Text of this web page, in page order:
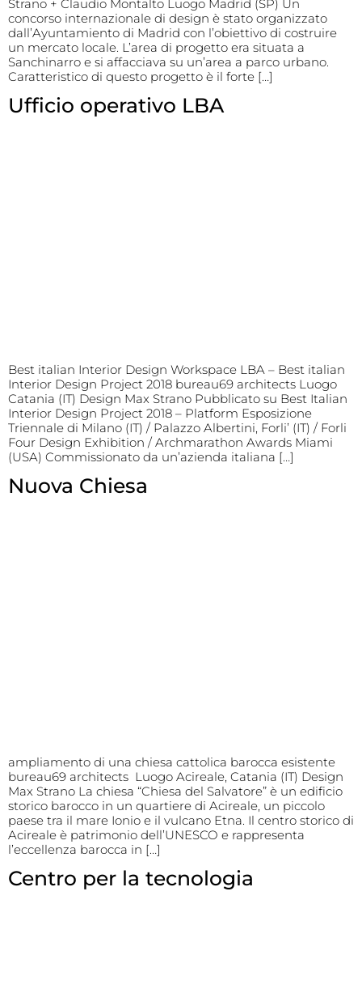
Strano + Claudio Montalto Luogo Madrid (SP) Un
concorso internazionale di design è stato organizzato
dall’Ayuntamiento di Madrid con l’obiettivo di costruire
un mercato locale. L’area di progetto era situata a
Sanchinarro e si affacciava su un’area a parco urbano.
Caratteristico di questo progetto è il forte […]
Ufficio operativo LBA
Best italian Interior Design Workspace LBA – Best italian
Interior Design Project 2018 bureau69 architects Luogo
Catania (IT) Design Max Strano Pubblicato su Best Italian
Interior Design Project 2018 – Platform Esposizione
Triennale di Milano (IT) / Palazzo Albertini, Forli’ (IT) / Forli
Four Design Exhibition / Archmarathon Awards Miami
(USA) Commissionato da un’azienda italiana […]
Nuova Chiesa
ampliamento di una chiesa cattolica barocca esistente
bureau69 architects Luogo Acireale, Catania (IT) Design
Max Strano La chiesa “Chiesa del Salvatore” è un edificio
storico barocco in un quartiere di Acireale, un piccolo
paese tra il mare Ionio e il vulcano Etna. Il centro storico di
Acireale è patrimonio dell’UNESCO e rappresenta
l’eccellenza barocca in […]
Centro per la tecnologia